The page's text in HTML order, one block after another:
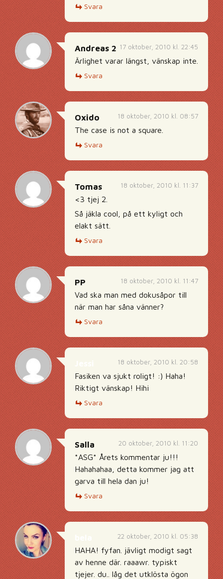
Svara
17 oktober, 2010 kl. 22:45
Andreas 2
Ärlighet varar längst, vänskap inte.
Svara
18 oktober, 2010 kl. 08:57
Oxido
The case is not a square.
Svara
18 oktober, 2010 kl. 11:37
Tomas
<3 tjej 2.
Så jäkla cool, på ett kyligt och
elakt sätt.
Svara
18 oktober, 2010 kl. 11:47
PP
Vad ska man med dokusåpor till
när man har såna vänner?
Svara
18 oktober, 2010 kl. 20:58
Fasiken va sjukt roligt! :) Haha!
Riktigt vänskap! Hihi
Svara
20 oktober, 2010 kl. 11:20
Salla
*ASG* Årets kommentar ju!!!
Hahahahaa, detta kommer jag att
garva till hela dan ju!
Svara
22 oktober, 2010 kl. 05:38
HAHA! fyfan. jävligt modigt sagt
av henne där. raaawr. typiskt
tjejer. du.. låg det utklösta ögon